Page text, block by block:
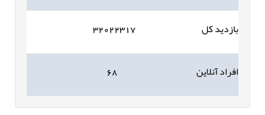
بازدید کل
۳۲۰۲۲۳۱۷
افراد آنلاین ۶۸